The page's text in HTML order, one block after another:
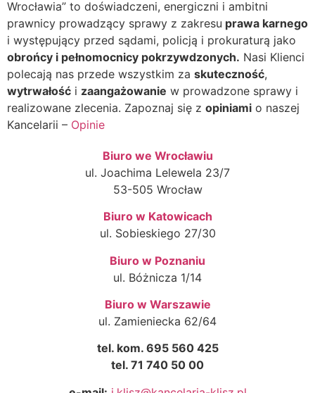
Biuro we Wrocławiu
ul. Joachima Lelewela 23/7
53-505 Wrocław
Biuro w Katowicach
ul. Sobieskiego 27/30
Biuro w Poznaniu
ul. Bóżnicza 1/14
Biuro w Warszawie
ul. Zamieniecka 62/64
tel. kom. 695 560 425
tel. 71 740 50 00
Wrocławia” to doświadczeni, energiczni i ambitni
prawnicy prowadzący sprawy z zakresu prawa karnego
i występujący przed sądami, policją i prokuraturą jako
obrońcy i pełnomocnicy pokrzywdzonych. Nasi Klienci
polecają nas przede wszystkim za skuteczność,
wytrwałość i zaangażowanie w prowadzone sprawy i
realizowane zlecenia. Zapoznaj się z opiniami o naszej
Kancelarii – Opinie